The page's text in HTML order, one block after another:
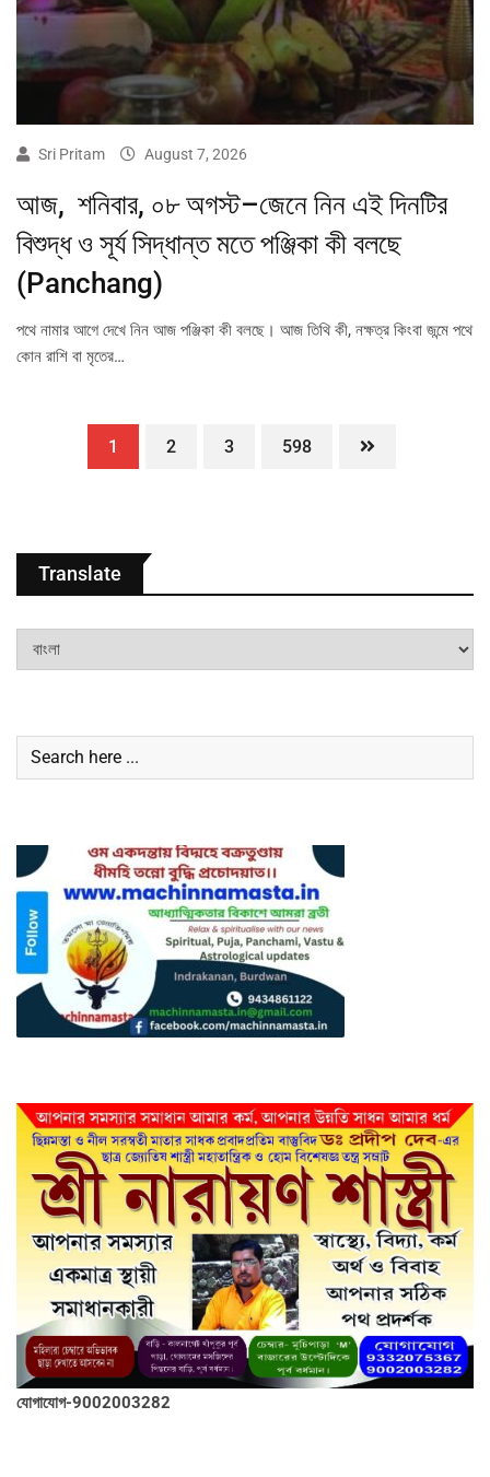
Sri Pritam August 7, 2026
আজ, শনিবার, ০৮ অগস্ট–জেনে নিন এই দিনটির
বিশুদ্ধ ও সূর্য সিদ্ধান্ত মতে পঞ্জিকা কী বলছে
(Panchang)
পথে নামার আগে দেখে নিন আজ পঞ্জিকা কী বলছে। আজ তিথি কী, নক্ষত্র কিংবা জন্মে পথে
কোন রাশি বা মৃতের…
1 2 3 598
Translate
যোগাযোগ-9002003282